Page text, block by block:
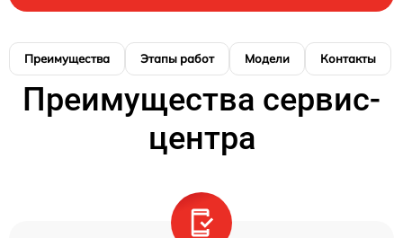
Преимущества Этапы работ Модели Контакты
Преимущества сервис-
центра